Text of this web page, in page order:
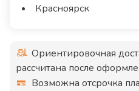
Красноярск
Ориентировочная
рассчитана после
Возможна отсрочка